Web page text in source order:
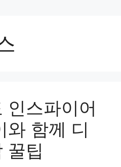
인스파이어
와 함께 디
꿀팁